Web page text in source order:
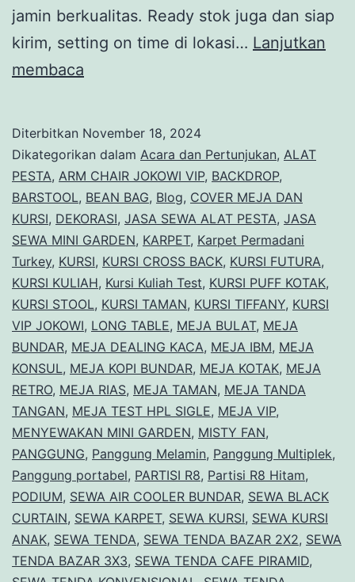
jamin berkualitas. Ready stok juga dan siap
kirim, setting on time di lokasi… Lanjutkan
membaca
Menyewakan
Tenda
dan
Alat
Pesta
Lengkap
Berkualitas
Diterbitkan November 18, 2024
Dikategorikan dalam Acara dan Pertunjukan, ALAT
PESTA, ARM CHAIR JOKOWI VIP, BACKDROP,
BARSTOOL, BEAN BAG, Blog, COVER MEJA DAN
KURSI, DEKORASI, JASA SEWA ALAT PESTA, JASA
SEWA MINI GARDEN, KARPET, Karpet Permadani
Turkey, KURSI, KURSI CROSS BACK, KURSI FUTURA,
KURSI KULIAH, Kursi Kuliah Test, KURSI PUFF KOTAK,
KURSI STOOL, KURSI TAMAN, KURSI TIFFANY, KURSI
VIP JOKOWI, LONG TABLE, MEJA BULAT, MEJA
BUNDAR, MEJA DEALING KACA, MEJA IBM, MEJA
KONSUL, MEJA KOPI BUNDAR, MEJA KOTAK, MEJA
RETRO, MEJA RIAS, MEJA TAMAN, MEJA TANDA
TANGAN, MEJA TEST HPL SIGLE, MEJA VIP,
MENYEWAKAN MINI GARDEN, MISTY FAN,
PANGGUNG, Panggung Melamin, Panggung Multiplek,
Panggung portabel, PARTISI R8, Partisi R8 Hitam,
PODIUM, SEWA AIR COOLER BUNDAR, SEWA BLACK
CURTAIN, SEWA KARPET, SEWA KURSI, SEWA KURSI
ANAK, SEWA TENDA, SEWA TENDA BAZAR 2X2, SEWA
TENDA BAZAR 3X3, SEWA TENDA CAFE PIRAMID,